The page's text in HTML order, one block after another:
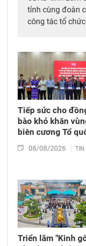
tỉnh cùng đoàn
công tác tổ
thời tặng quà
công tác lấy
Tiếp sức cho
bào khó khăn
biên cương Tổ
08/08/2026 TIN
Triển lãm "Kinh